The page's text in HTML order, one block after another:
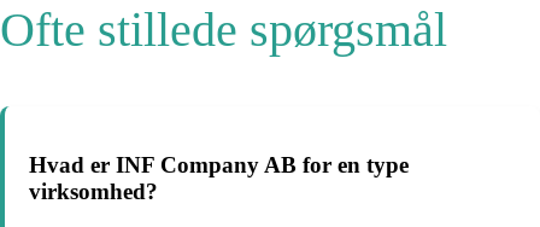
Ofte stillede spørgsmål
Hvad er INF Company AB for en type
virksomhed?